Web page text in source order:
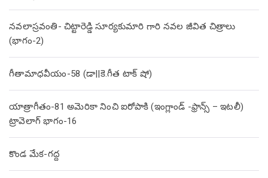
నవలాస్రవంతి- చిట్టారెడ్డి సూర్యకుమారి గారి నవల జీవిత చిత్రాలు
(భాగం-2)
గీతామాధవీయం-58 (డా||కె.గీత టాక్ షో)
యాత్రాగీతం-81 అమెరికా నించి ఐరోపాకి (ఇంగ్లాండ్ -ఫ్రాన్స్ – ఇటలీ)
ట్రావెలాగ్ భాగం-16
కొండ మేక-గద్ద